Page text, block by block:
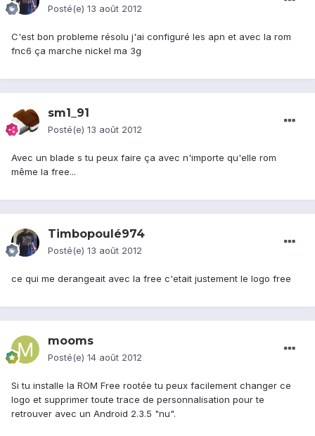
Posté(e) 13 août 2012
C'est bon probleme résolu j'ai configuré les apn et avec la rom
fnc6 ça marche nickel ma 3g
sm1_91
Posté(e) 13 août 2012
Avec un blade s tu peux faire ça avec n'importe qu'elle rom
même la free...
Timbopoulé974
Posté(e) 13 août 2012
ce qui me derangeait avec la free c'etait justement le logo free
mooms
Posté(e) 14 août 2012
Si tu installe la ROM Free rootée tu peux facilement changer ce
logo et supprimer toute trace de personnalisation pour te
retrouver avec un Android 2.3.5 "nu".